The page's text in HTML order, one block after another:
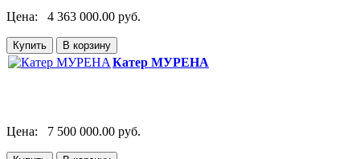
Цена: 4 363 000.00 руб.
Катер МУРЕНА
Цена: 7 500 000.00 руб.